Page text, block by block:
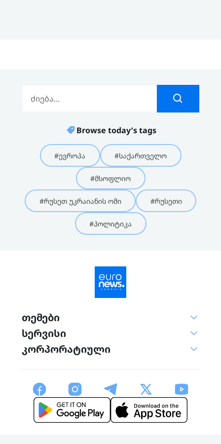
Browse today’s tags
#ევროპა #საქართველო
#მსოფლიო
#რუსეთ უკრაიანის ომი #რუსეთი
#პოლიტიკა
თემები
სერვისი
კორპორატიული